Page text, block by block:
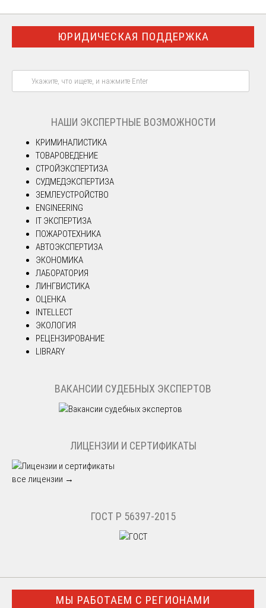
ЮРИДИЧЕСКАЯ ПОДДЕРЖКА
НАШИ ЭКСПЕРТНЫЕ ВОЗМОЖНОСТИ
КРИМИНАЛИСТИКА
ТОВАРОВЕДЕНИЕ
СТРОЙЭКСПЕРТИЗА
СУДМЕДЭКСПЕРТИЗА
ЗЕМЛЕУСТРОЙСТВО
ENGINEERING
IT ЭКСПЕРТИЗА
ПОЖАРОТЕХНИКА
АВТОЭКСПЕРТИЗА
ЭКОНОМИКА
ЛАБОРАТОРИЯ
ЛИНГВИСТИКА
ОЦЕНКА
INTELLECT
ЭКОЛОГИЯ
РЕЦЕНЗИРОВАНИЕ
LIBRARY
ВАКАНСИИ СУДЕБНЫХ ЭКСПЕРТОВ
ЛИЦЕНЗИИ И СЕРТИФИКАТЫ
все лицензии →
ГОСТ Р 56397-2015
МЫ РАБОТАЕМ С РЕГИОНАМИ